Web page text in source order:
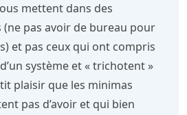
mettent dans des
pas avoir de bureau pour
et pas ceux qui ont compris
système et « trichotent »
plaisir que les minimas
pas d’avoir et qui bien